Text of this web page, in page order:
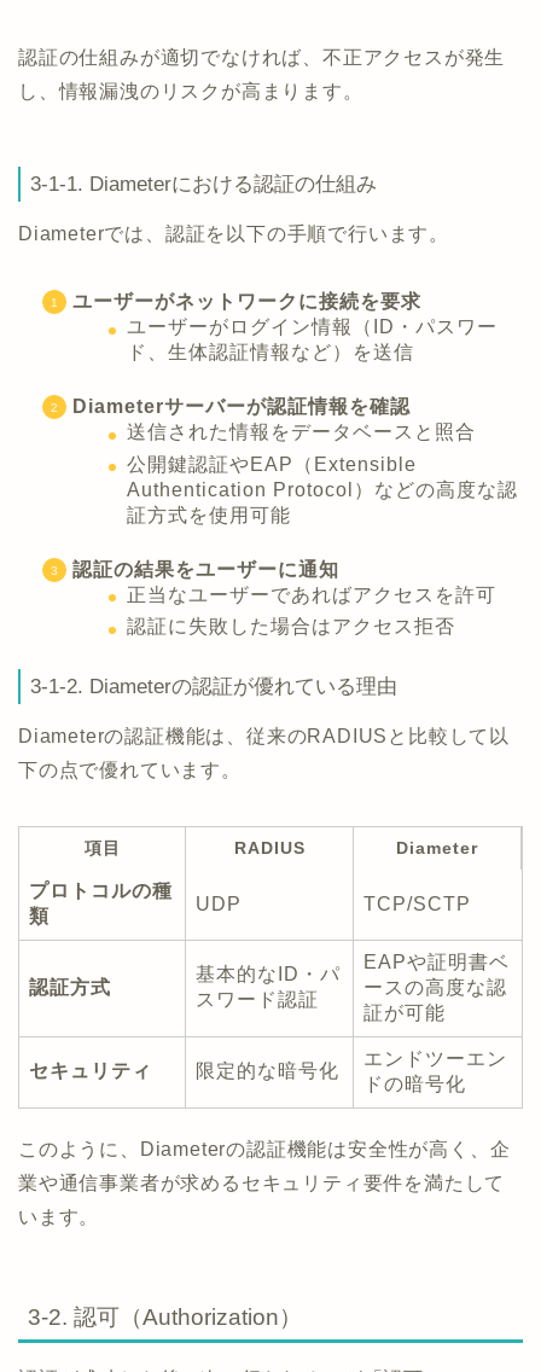
認証の仕組みが適切でなければ、不正アクセスが発生
し、情報漏洩のリスクが高まります。
3-1-1. Diameterにおける認証の仕組み
Diameterでは、認証を以下の手順で行います。
ユーザーがネットワークに接続を要求
ユーザーがログイン情報（ID・パスワー
ド、生体認証情報など）を送信
Diameterサーバーが認証情報を確認
送信された情報をデータベースと照合
公開鍵認証やEAP（Extensible
Authentication Protocol）などの高度な認
証方式を使用可能
認証の結果をユーザーに通知
正当なユーザーであればアクセスを許可
認証に失敗した場合はアクセス拒否
3-1-2. Diameterの認証が優れている理由
Diameterの認証機能は、従来のRADIUSと比較して以
下の点で優れています。
項目 RADIUS Diameter
プロトコルの種
類
UDP TCP/SCTP
認証方式
基本的なID・パ
スワード認証
EAPや証明書ベ
ースの高度な認
証が可能
セキュリティ 限定的な暗号化
エンドツーエン
ドの暗号化
このように、Diameterの認証機能は安全性が高く、企
業や通信事業者が求めるセキュリティ要件を満たして
います。
3-2. 認可（Authorization）